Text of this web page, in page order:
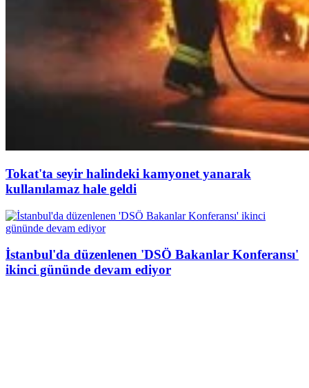
Tokat'ta seyir halindeki kamyonet yanarak
kullanılamaz hale geldi
İstanbul'da düzenlenen 'DSÖ Bakanlar Konferansı'
ikinci gününde devam ediyor